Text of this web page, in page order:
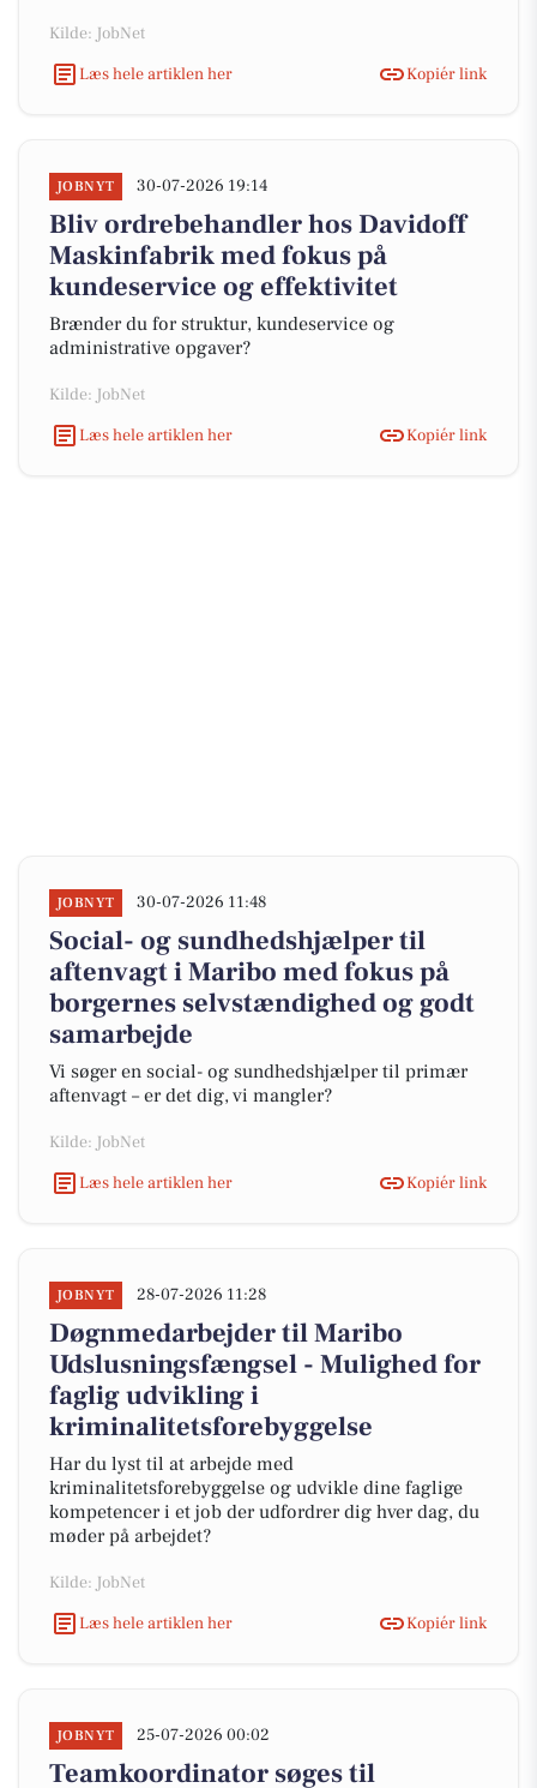
Kilde: JobNet
Læs hele artiklen her
Kopiér link
JOBNYT 30-07-2026 19:14
Bliv ordrebehandler hos Davidoff
Maskinfabrik med fokus på
kundeservice og effektivitet
Brænder du for struktur, kundeservice og
administrative opgaver?
Kilde: JobNet
Læs hele artiklen her
Kopiér link
JOBNYT 30-07-2026 11:48
Social- og sundhedshjælper til
aftenvagt i Maribo med fokus på
borgernes selvstændighed og godt
samarbejde
Vi søger en social- og sundhedshjælper til primær
aftenvagt – er det dig, vi mangler?
Kilde: JobNet
Læs hele artiklen her
Kopiér link
JOBNYT 28-07-2026 11:28
Døgnmedarbejder til Maribo
Udslusningsfængsel - Mulighed for
faglig udvikling i
kriminalitetsforebyggelse
Har du lyst til at arbejde med
kriminalitetsforebyggelse og udvikle dine faglige
kompetencer i et job der udfordrer dig hver dag, du
møder på arbejdet?
Kilde: JobNet
Læs hele artiklen her
Kopiér link
JOBNYT 25-07-2026 00:02
Teamkoordinator søges til